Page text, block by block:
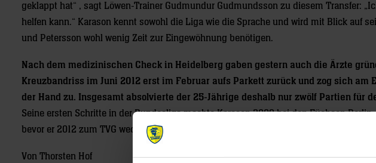
geklappt hat“ , sagt Löwen-Trainer Gudmundur Gudmundsson zu diesem Transfer:
helfen kann.“ Karason kennt sowohl die Liga wie die Sprache und wird mit Blick auf
und Petersson wohl wenig Zeit zur Eingewöhnung benötigen.
Nach dem medizinischen Check in Heidelberg gaben gestern auch die Ärzte
Kreuzbandriss im Juni 2012 erst im Februar aufs Parkett zurück und zog sich
der Hand zu. Insgesamt absolvierte der 25-Jährige deshalb nur zwölf Partien für
Seine ersten Schritte in der Bundesliga machte Karason 2009 bei den Füchsen
bevor er 2012 zum TVG wechselte.
Von Thorsten Hof